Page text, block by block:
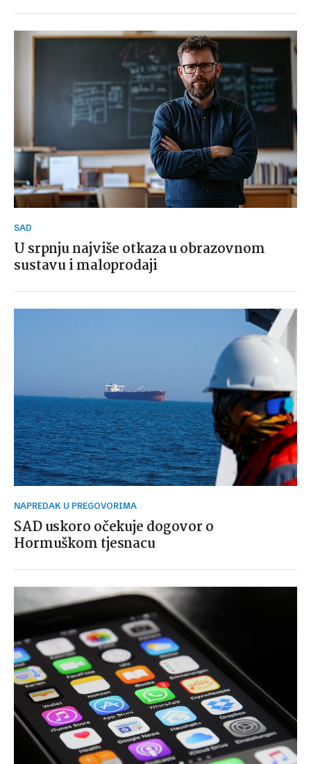
SAD
U srpnju najviše otkaza u obrazovnom
sustavu i maloprodaji
NAPREDAK U PREGOVORIMA
SAD uskoro očekuje dogovor o
Hormuškom tjesnacu